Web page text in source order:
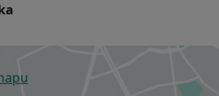
v nové záložce